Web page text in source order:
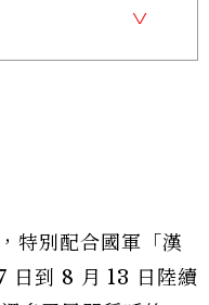
特別配合國軍「漢
日到 8 月 13 日陸續